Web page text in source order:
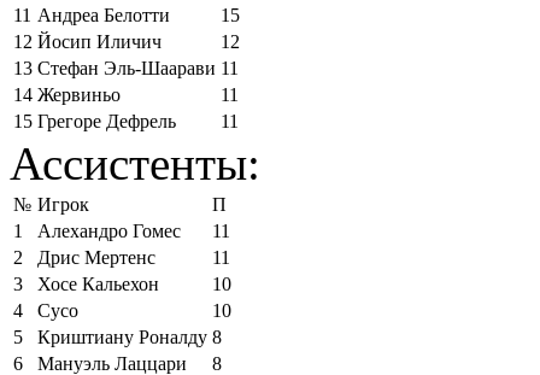
11 Андреа Белотти
15
12 Йосип Иличич
12
13 Стефан Эль-Шаарави 11
14 Жервиньо
11
15 Грегоре Дефрель 11
Ассистенты:
№ Игрок
П
1
Алехандро Гомес
11
2
Дрис Мертенс
11
3
Хосе Кальехон
10
4
Сусо
10
5
Криштиану Роналду 8
6
Мануэль Лаццари
8